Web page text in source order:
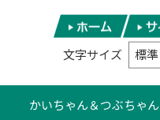
文字サイズ 標準
かいちゃん＆つぶちゃん